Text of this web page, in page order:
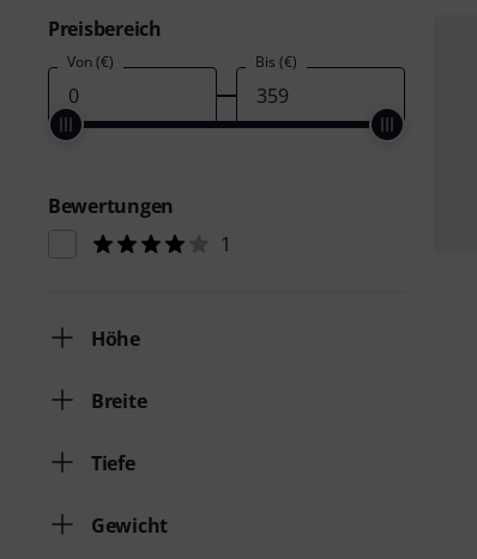
Preisbereich
Von (€) Bis (€)
Bewertungen
1
Höhe
Breite
Tiefe
Gewicht